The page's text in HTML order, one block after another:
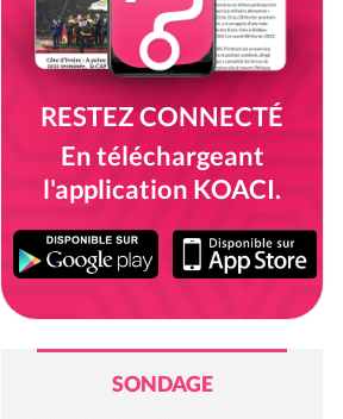
RESTEZ CONNECTÉ
En téléchargeant
l'application KOACI.
SONDAGE